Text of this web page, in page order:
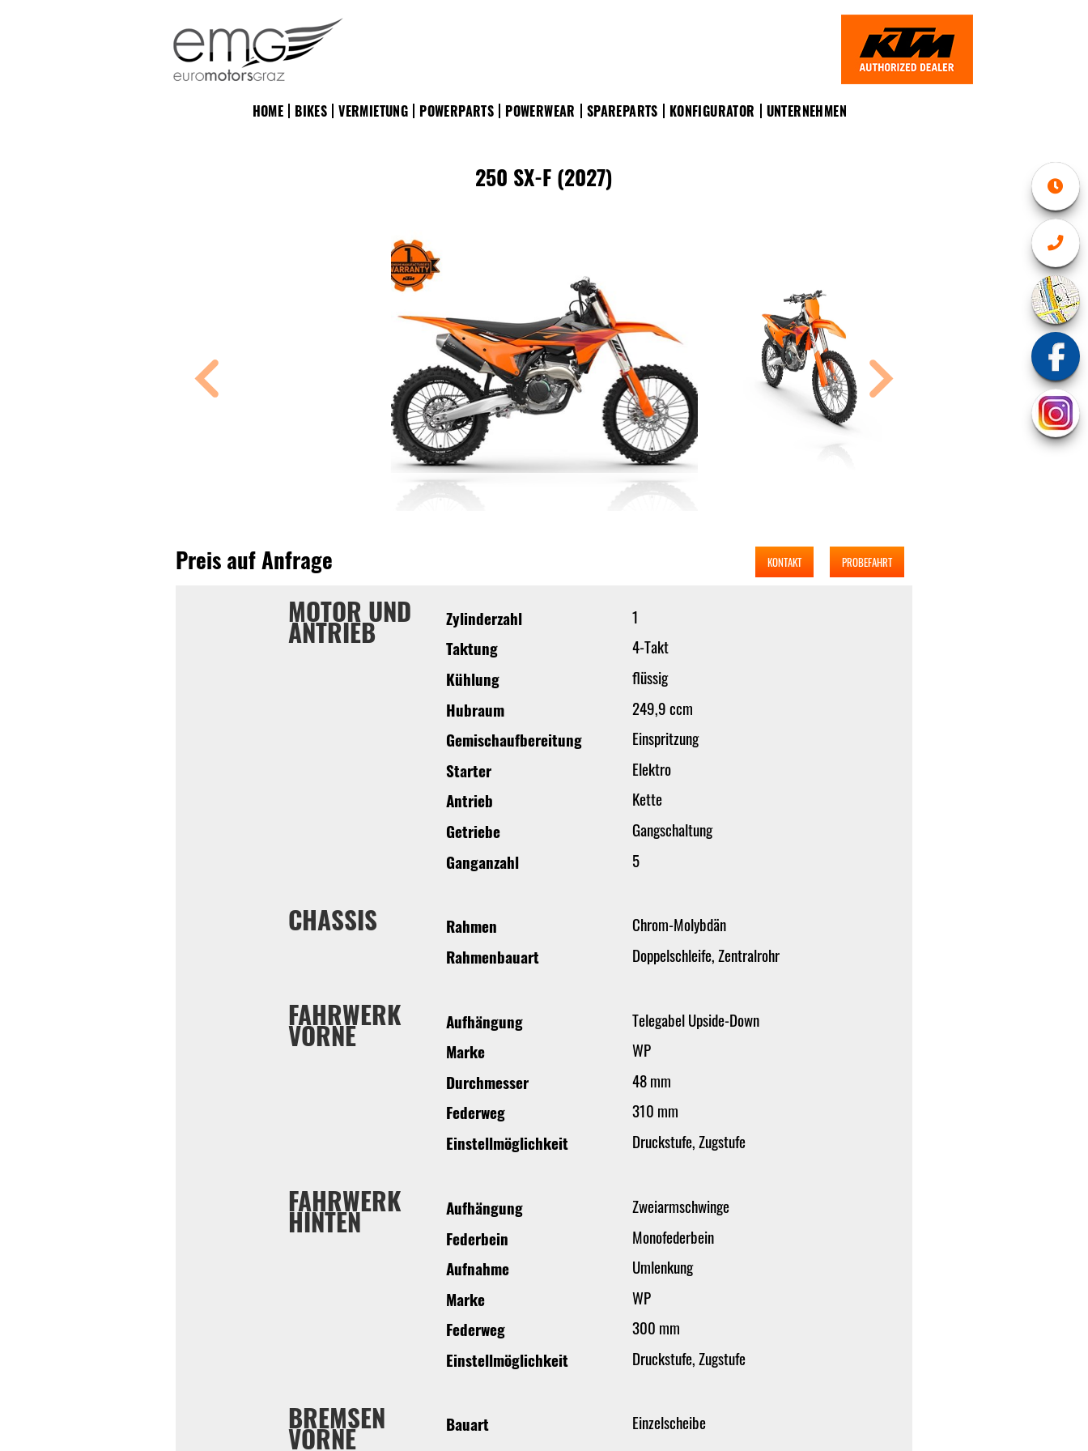
HOME BIKES VERMIETUNG POWERPARTS POWERWEAR SPAREPARTS KONFIGURATOR UNTERNEHMEN
250 SX-F (2027)
Preis auf Anfrage PROBEFAHRT
KONTAKT
MOTOR UND
ANTRIEB Zylinderzahl
1
Taktung
4-Takt
Kühlung
flüssig
Hubraum
249,9 ccm
Gemischaufbereitung
Einspritzung
Starter
Elektro
Antrieb
Kette
Getriebe
Gangschaltung
Ganganzahl
5
CHASSIS Rahmen
Chrom-Molybdän
Rahmenbauart
Doppelschleife, Zentralrohr
FAHRWERK
VORNE Aufhängung
Telegabel Upside-Down
Marke
WP
Durchmesser
48 mm
Federweg
310 mm
Einstellmöglichkeit
Druckstufe, Zugstufe
FAHRWERK
HINTEN Aufhängung
Zweiarmschwinge
Federbein
Monofederbein
Aufnahme
Umlenkung
Marke
WP
Federweg
300 mm
Einstellmöglichkeit
Druckstufe, Zugstufe
BREMSEN
VORNE Bauart Einzelscheibe